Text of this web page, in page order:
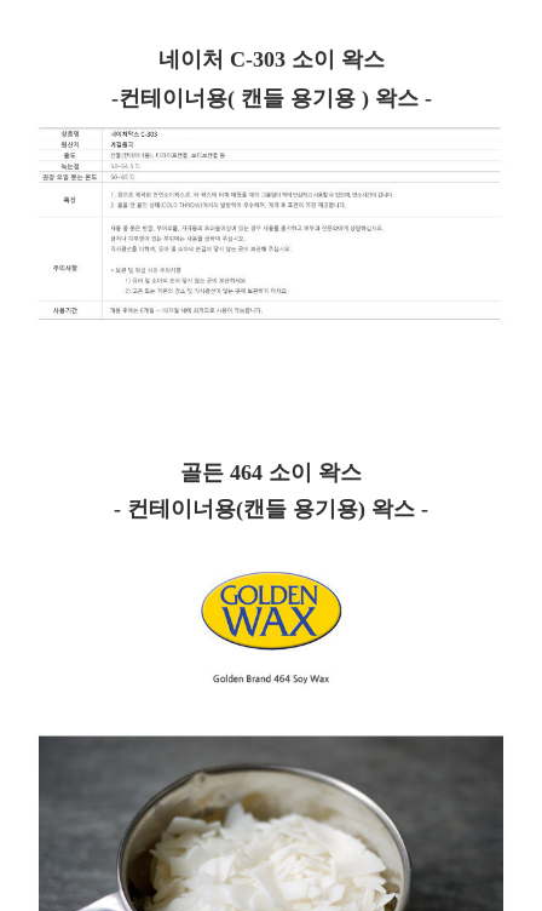
네이처 C-303 소이 왁스
-컨테이너용( 캔들 용기용 ) 왁스 -
골든 464 소이 왁스
- 컨테이너용(캔들 용기용) 왁스 -